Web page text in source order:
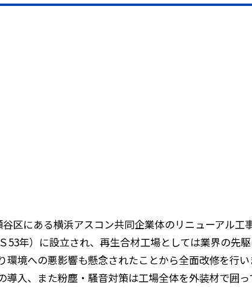
区にある横浜アスコン共同企業体のリニューアル工
53年）に設立され、再生合材工場としては業界の
環境への悪影響も懸念されたことから全面改修を行
導入、また粉塵・騒音対策は工場全体を外装材で囲